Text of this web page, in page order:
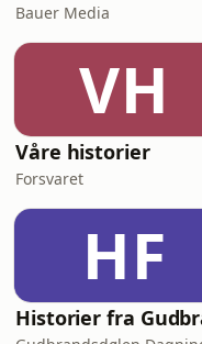
Bauer Media
VH
Våre historier
Forsvaret
HF